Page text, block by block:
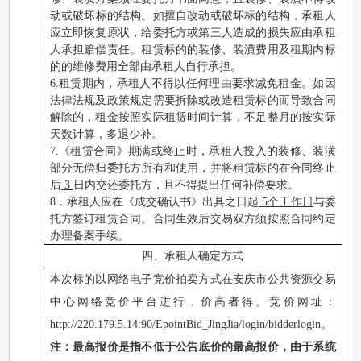
动或破坏标的结构。如擅自改动或破坏标的结构，承租人
应立即恢复原状，给委托方或第三人造成的损失应由承租
人承担赔偿责任。租赁标的的装修、装潢费用及租期内标
的的维修费用全部由承租人自行承担。
6.租赁期内，承租人不得以任何理由要求减免租金。如因
法律法规及 政策规定需要拆除或改造租赁标的而导致合同
解除的，租金按照实际租赁时间计算，不足整月的按实际
天数计算，多退少补。
7.《租赁合同》期满或终止时，承租人投入的装修、装潢
部分无偿归委托方所有和使用，并将租赁标的在合同终止
后 3 日内交还委托方，且不得提出任何补偿要求。
8．承租人应在《成交确认书》出具之日起 5个工作日与委
托方签订租赁合同。合同生效后交易双方须按照合同约定
办理备案手续。
四、承租人确定方式
本次标的以网络电子竞价拍卖方式在安庆市公共资源交易
中心网络竞价平台进行，价高者得。竞价网址：
http://220.179.5.14:90/EpointBid_JingJia/login/bidderlogin。
注：最高报价是指不低于公告底价的最高报价，由于系统